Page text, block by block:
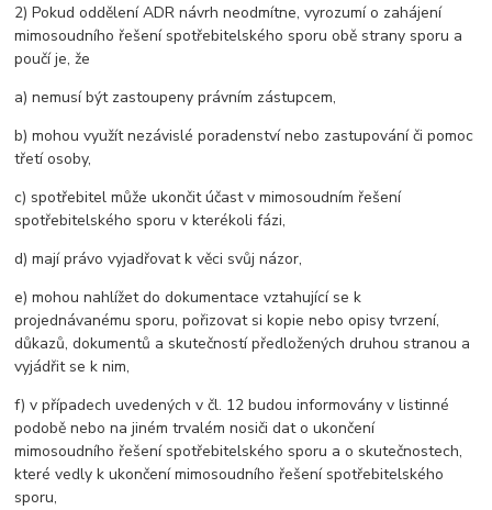
2) Pokud oddělení ADR návrh neodmítne, vyrozumí o zahájení
mimosoudního řešení spotřebitelského sporu obě strany sporu a
poučí je, že
a) nemusí být zastoupeny právním zástupcem,
b) mohou využít nezávislé poradenství nebo zastupování či pomoc
třetí osoby,
c) spotřebitel může ukončit účast v mimosoudním řešení
spotřebitelského sporu v kterékoli fázi,
d) mají právo vyjadřovat k věci svůj názor,
e) mohou nahlížet do dokumentace vztahující se k
projednávanému sporu, pořizovat si kopie nebo opisy tvrzení,
důkazů, dokumentů a skutečností předložených druhou stranou a
vyjádřit se k nim,
f) v případech uvedených v čl. 12 budou informovány v listinné
podobě nebo na jiném trvalém nosiči dat o ukončení
mimosoudního řešení spotřebitelského sporu a o skutečnostech,
které vedly k ukončení mimosoudního řešení spotřebitelského
sporu,